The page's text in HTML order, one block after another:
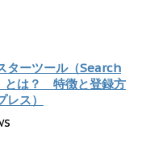
ターツール（Search
とは？ 特徴と登録方
ス）